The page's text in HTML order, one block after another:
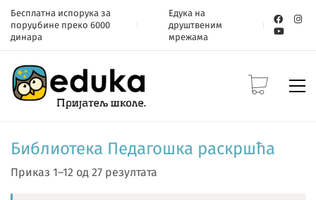
Бесплатна испорука за
поруџбине преко 6000
динара
Едука на
друштвеним
мрежама
Библиотека Педагошка раскршћа
Приказ 1–12 од 27 резултата